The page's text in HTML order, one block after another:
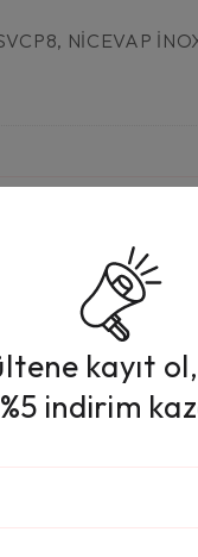
NİCEVAP
kayıt
%5 indirim